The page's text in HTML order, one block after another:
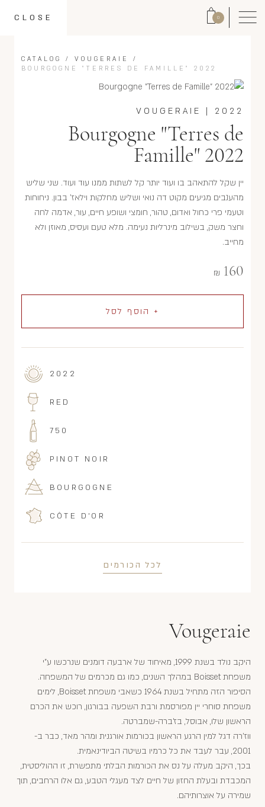
0
CLOSE
CATALOG / VOUGERAIE
/
BOURGOGNE "TERRES DE FAMILLE" 2022
2022
|
VOUGERAIE
Bourgogne "Terres de
Famille" 2022
יין שקל להתאהב בו ועוד יותר קל לשתות ממנו עוד ועוד. שני שליש
מהענבים מגיעים מקוט דה נואי ושליש מחלקות וילאז' בבון. ניחוחות
וטעמי פרי כחול ואדום, טהור, חומצי ושופע חיים, עור, אדמה לחה
וחצר משק, בשילוב מינרליות נעימה. מלא טעם ועסיס, מאוזן ולא
מחייב.
160
₪
+ הוסף לסל
2022
RED
750
PINOT NOIR
BOURGOGNE
CÔTE D'OR
לכל הכורמים
Vougeraie
היקב נולד בשנת 1999, מאיחוד של ארבעה דומנים שנרכשו ע"י
משפחת Boisset במהלך השנים, כמו גם מכרמים של המשפחה.
הסיפור הזה מתחיל בשנת 1964 כשאבי משפחת Boisset, לימים
משפחת סוחרי יין מפורסמת ורבת השפעה בבורגון, רוכש את הכרם
הראשון שלו, אבוסל, בז'ברה-שמברטה.
ווז'רה דגל למין הרגע הראשון בכורמות אורגנית ומהר מאד, כבר ב-
2001, עבר לעבד את כל כרמיו בשיטה הביודינאמית.
בכך, היקב מעלה על נס את הכורמות הבלתי מתפשרת, זו ההוליסטית,
המכבדת ובעלת החזון של חיים לצד מעגלי הטבע, גם אלו הרחבים, תוך
שמירה על אוצרותיהם.